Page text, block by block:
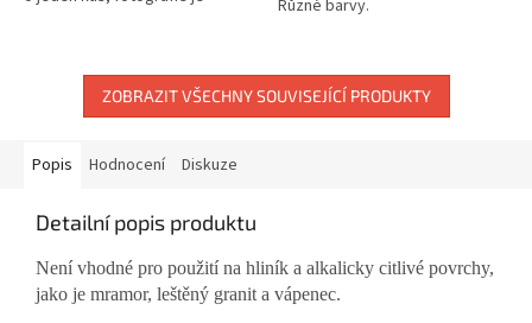
Různé barvy.
ZOBRAZIT VŠECHNY SOUVISEJÍCÍ PRODUKTY
Popis Hodnocení Diskuze
Detailní popis produktu
Není vhodné pro použití na hliník a alkalicky citlivé povrchy,
jako je mramor, leštěný granit a vápenec.